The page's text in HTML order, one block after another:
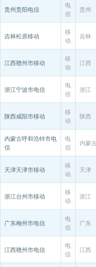
贵州贵阳电信
电
信
贵州
吉林松原移动
移
动
吉林
江西赣州市移动
移
动
江西
浙江宁波市电信
电
信
浙江
陕西咸阳市移动
移
动
陕西
内蒙古呼和浩特市电
信
电
信
内蒙古
天津天津市移动
移
动
天津
浙江台州市移动
移
动
浙江
广东梅州市电信
电
信
广东
江西赣州市电信
电
信
江西